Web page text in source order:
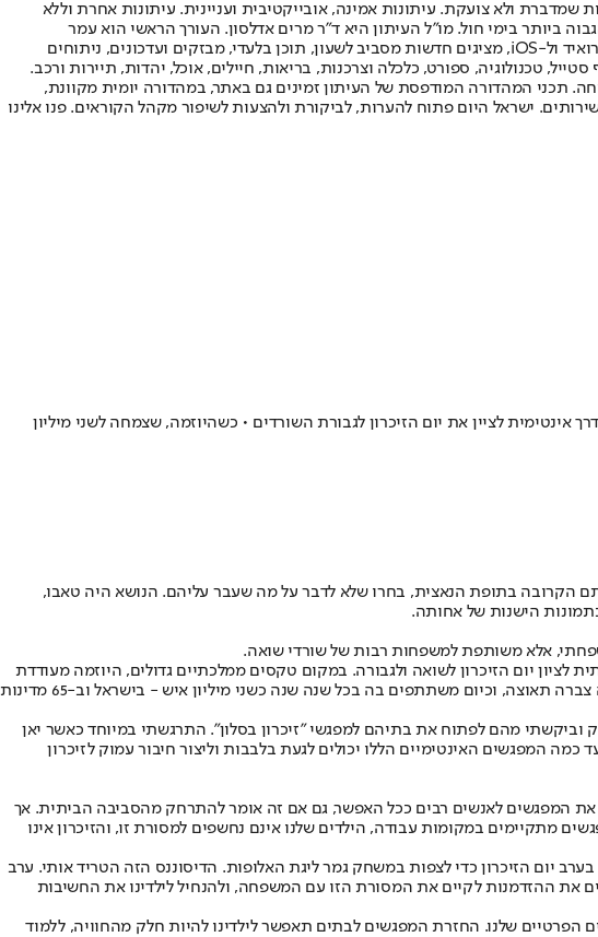
שמדברת ולא צועקת. עיתונות אמינה, אובייקטיבית ועניינית. עיתונות אחרת וללא
הישראלי בעל שיעור החשיפה הגבוה ביותר בימי חול. מו"ל העיתון היא ד"ר מרים אדלסון. העורך הראשי הוא עמר
לחמנוביץ, והעורך המייסד הוא עמוס רגב. אתרי האינטרנט של "ישראל היום" בעברית ובאנגלית, כמו כן היישומונים (אפליקציות) לאנדרואיד ול-iOS, מציגים חדשות מסביב לשעון, תוכן בלעדי, מבזקים ועדכונים, ניתוחים
טכנולוגיה, ספורט, כלכלה וצרכנות, בריאות, חיילים, אוכל, יהדות, תיירות ורכב.
תכני המהדורה המודפסת של העיתון זמינים גם באתר, במהדורה יומית מקוונת,
ישראל היום פתוח להערות, לביקורת ולהצעות לשיפור מקהל הקוראים. פנו אלינו
שבחרו בשתיקה, גיליתי את הכוח שבהנצחת הסיפורים שלא סופרו • "זיכרון בסלון" הוקמה כבר ב-2011 והציעה דרך אינטימית לציין את יום הזיכרון לגבורת השורדים • כשהיוזמה, שצמחה לשני מיליון
הקרובה בתופת הנאצית, בחרו שלא לדבר על מה שעבר עליהם. הנושא היה טאבו,
הישנות של אחותה.
אלא משותפת למשפחות רבות של שורדי שואה.
עדי אלטשולר, המציעה דרך אינטימית ומשמעותית לציון יום הזיכרון לשואה ולגבורה. במקום טקסים ממלכתיים גדולים, היוזמה מעודדת
מפגשים בסלונים פרטיים, שבהם משתפים שורדי שואה את סיפוריהם, ולאחר מכן מתקיימים דיונים פתוחים בין המשתתפים. היוזמה צברה תאוצה, וכיום משתתפים בה בכל שנה שנה כשני מיליון איש - בישראל וב-65 מדינות
מהם לפתוח את בתיהם למפגשי "זיכרון בסלון". התרגשתי במיוחד כאשר יאן
המפגשים האינטימיים הללו יכולים לגעת בלבבות וליצור חיבור עמוק לזיכרון
המפגשים לאנשים רבים ככל האפשר, גם אם זה אומר להתרחק מהסביבה הביתית. אך
במקומות עבודה, הילדים שלנו אינם נחשפים למסורת זו, והזיכרון אינו
יום הזיכרון כדי לצפות במשחק גמר ליגת האלופות. הדיסוננס הזה הטריד אותי. ערב
את ההזדמנות לקיים את המסורת הזו עם המשפחה, ולהנחיל לילדינו את החשיבות
הפרטיים שלנו. החזרת המפגשים לבתים תאפשר לילדינו להיות חלק מהחוויה, ללמוד